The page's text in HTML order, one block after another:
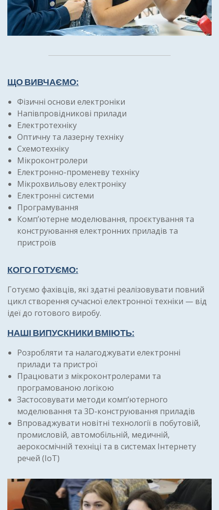
ЩО ВИВЧАЄМО:
Фізичні основи електроніки
Напівпровідникові прилади
Електротехніку
Оптичну та лазерну техніку
Схемотехніку
Мікроконтролери
Електронно-променеву техніку
Мікрохвильову електроніку
Електронні системи
Програмування
Комп’ютерне моделювання, проєктування та
конструювання електронних приладів та
пристроїв
КОГО ГОТУЄМО:
Готуємо фахівців, які здатні реалізовувати повний
цикл створення сучасної електронної техніки — від
ідеї до готового виробу.
НАШІ ВИПУСКНИКИ ВМІЮТЬ:
Розробляти та налагоджувати електронні
прилади та пристрої
Працювати з мікроконтролерами та
програмованою логікою
Застосовувати методи комп’ютерного
моделювання та 3D-конструювання приладів
Впроваджувати новітні технології в побутовій,
промисловій, автомобільній, медичній,
аерокосмічній техніці та в системах Інтернету
речей (IoT)